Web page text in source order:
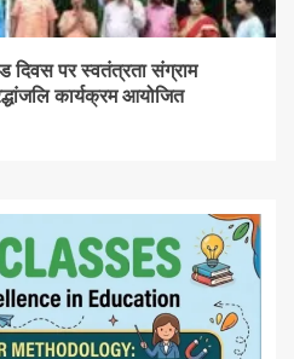
दिवस पर स्वतंत्रता संग्राम
कार्यक्रम आयोजित